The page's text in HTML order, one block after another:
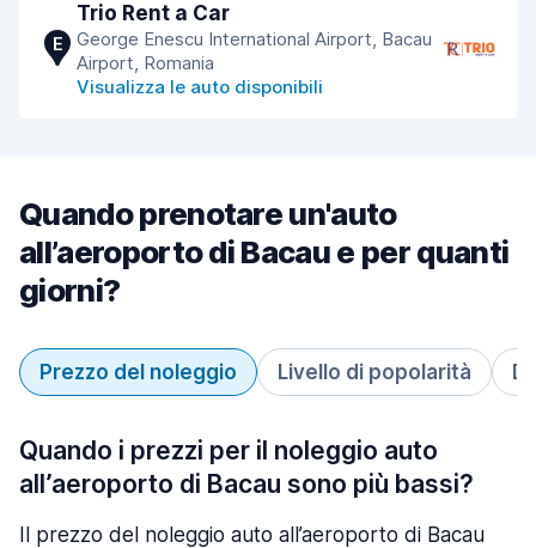
E
Trio Rent a Car
George Enescu International Airport, Bacau
Airport, Romania
Visualizza le auto disponibili
Quando prenotare un'auto
all’aeroporto di Bacau e per quanti
giorni?
Prezzo del noleggio Livello di popolarità
Quando i prezzi per il noleggio auto
all’aeroporto di Bacau sono più bassi?
Il prezzo del noleggio auto all’aeroporto di Bacau